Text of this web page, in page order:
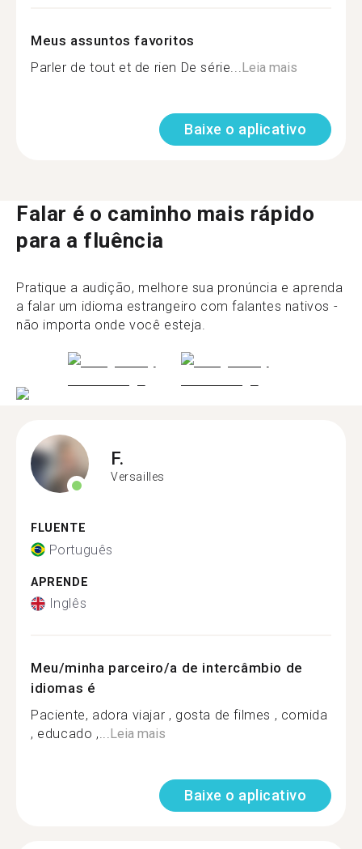
Meus assuntos favoritos
Parler de tout et de rien De série... Leia mais
Baixe o aplicativo
Falar é o caminho mais rápido
para a fluência
Pratique a audição, melhore sua pronúncia e aprenda
a falar um idioma estrangeiro com falantes nativos -
não importa onde você esteja.
F.
Versailles
FLUENTE
Português
APRENDE
Inglês
Meu/minha parceiro/a de intercâmbio de
idiomas é
Paciente, adora viajar , gosta de filmes , comida
, educado ,...Leia mais
Baixe o aplicativo